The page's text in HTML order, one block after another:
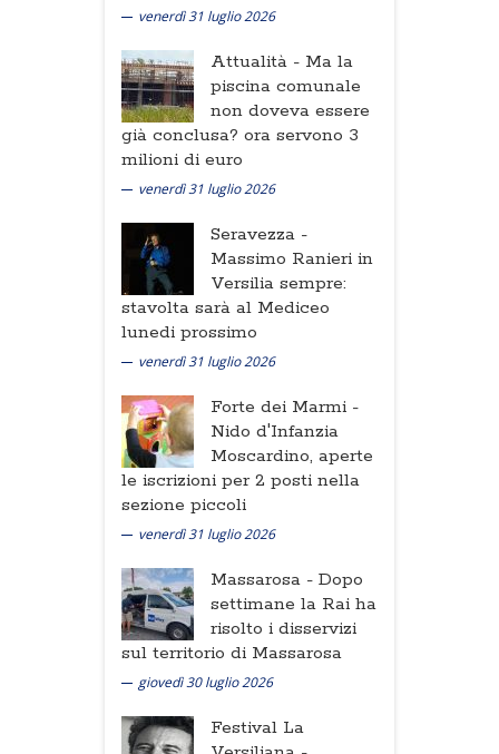
venerdì 31 luglio 2026
Attualità - Ma la
piscina comunale
non doveva essere
già conclusa? ora servono 3
milioni di euro
venerdì 31 luglio 2026
Seravezza -
Massimo Ranieri in
Versilia sempre:
stavolta sarà al Mediceo
lunedi prossimo
venerdì 31 luglio 2026
Forte dei Marmi -
Nido d'Infanzia
Moscardino, aperte
le iscrizioni per 2 posti nella
sezione piccoli
venerdì 31 luglio 2026
Massarosa - Dopo
settimane la Rai ha
risolto i disservizi
sul territorio di Massarosa
giovedì 30 luglio 2026
Festival La